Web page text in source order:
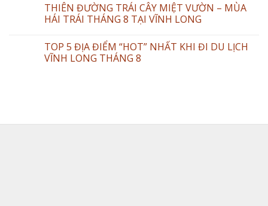
THIÊN ĐƯỜNG TRÁI CÂY MIỆT VƯỜN – MÙA
HÁI TRÁI THÁNG 8 TẠI VĨNH LONG
TOP 5 ĐỊA ĐIỂM “HOT” NHẤT KHI ĐI DU LỊCH
VĨNH LONG THÁNG 8